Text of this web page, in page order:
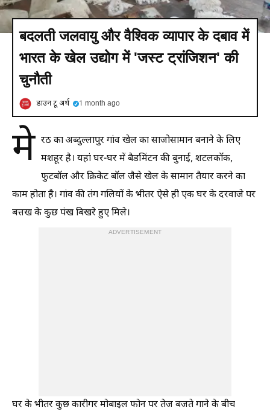
बदलती जलवायु और वैश्विक व्यापार के दबाव में
भारत के खेल उद्योग में 'जस्ट ट्रांजिशन' की
चुनौती
डाउन टू अर्थ 1 month ago
मे रठ का अब्दुल्लापुर गांव खेल का साजोसामान बनाने के लिए
मशहूर है। यहां घर-घर में बैडमिंटन की बुनाई, शटलकॉक,
फुटबॉल और क्रिकेट बॉल जैसे खेल के सामान तैयार करने का
काम होता है। गांव की तंग गलियों के भीतर ऐसे ही एक घर के दरवाजे पर
बत्तख के कुछ पंख बिखरे हुए मिले।
ADVERTISEMENT
घर के भीतर कुछ कारीगर मोबाइल फोन पर तेज बजते गाने के बीच